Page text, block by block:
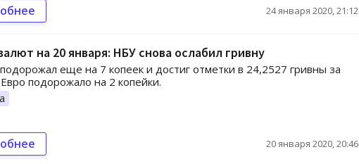
24 января 2020, 21:12
на 20 января: НБУ снова ослабил гривну
еще на 7 копеек и достиг отметки в 24,2527 гривны за
подорожало на 2 копейки.
20 января 2020, 20:46